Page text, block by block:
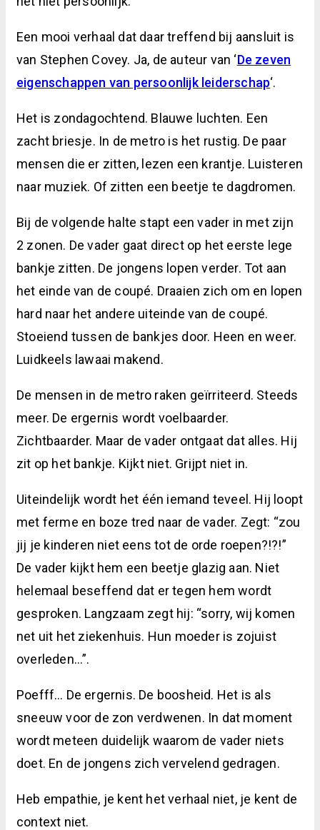
Een mooi verhaal dat daar treffend bij aansluit is
van Stephen Covey. Ja, de auteur van ‘De zeven
eigenschappen van persoonlijk leiderschap‘.
Het is zondagochtend. Blauwe luchten. Een
zacht briesje. In de metro is het rustig. De paar
mensen die er zitten, lezen een krantje. Luisteren
naar muziek. Of zitten een beetje te dagdromen.
Bij de volgende halte stapt een vader in met zijn
2 zonen. De vader gaat direct op het eerste lege
bankje zitten. De jongens lopen verder. Tot aan
het einde van de coupé. Draaien zich om en lopen
hard naar het andere uiteinde van de coupé.
Stoeiend tussen de bankjes door. Heen en weer.
Luidkeels lawaai makend.
De mensen in de metro raken geïrriteerd. Steeds
meer. De ergernis wordt voelbaarder.
Zichtbaarder. Maar de vader ontgaat dat alles. Hij
zit op het bankje. Kijkt niet. Grijpt niet in.
Uiteindelijk wordt het één iemand teveel. Hij loopt
met ferme en boze tred naar de vader. Zegt: “zou
jij je kinderen niet eens tot de orde roepen?!?!”
De vader kijkt hem een beetje glazig aan. Niet
helemaal beseffend dat er tegen hem wordt
gesproken. Langzaam zegt hij: “sorry, wij komen
net uit het ziekenhuis. Hun moeder is zojuist
overleden…”.
Poefff… De ergernis. De boosheid. Het is als
sneeuw voor de zon verdwenen. In dat moment
wordt meteen duidelijk waarom de vader niets
doet. En de jongens zich vervelend gedragen.
Heb empathie, je kent het verhaal niet, je kent de
context niet.